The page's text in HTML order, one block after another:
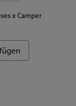
x Camper